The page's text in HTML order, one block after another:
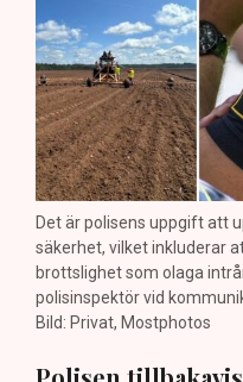
Det är polisens uppgift att
säkerhet, vilket inkluderar
brottslighet som olaga
polisinspektör vid
Bild: Privat, Mostphotos